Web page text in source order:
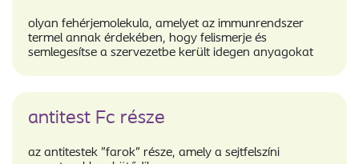
olyan fehérjemolekula, amelyet az immunrendszer
termel annak érdekében, hogy felismerje és
semlegesítse a szervezetbe került idegen anyagokat
antitest Fc része
az antitestek "farok" része, amely a sejtfelszíni